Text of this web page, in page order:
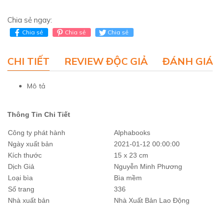
Chia sẻ ngay:
Chia sẻ Chia sẻ Chia sẻ
CHI TIẾT REVIEW ĐỘC GIẢ ĐÁNH GIÁ
Mô tả
Thông Tin Chi Tiết
Công ty phát hành
Alphabooks
Ngày xuất bản
2021-01-12 00:00:00
Kích thước
15 x 23 cm
Dịch Giả
Nguyễn Minh Phương
Loại bìa
Bìa mềm
Số trang
336
Nhà xuất bản
Nhà Xuất Bản Lao Động